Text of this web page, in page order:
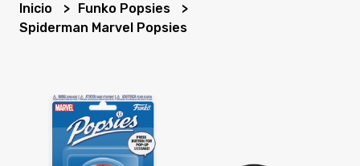
Inicio
Funko Popsies
Spiderman Marvel Popsies